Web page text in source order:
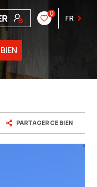
0 FR
PARTAGER CE BIEN